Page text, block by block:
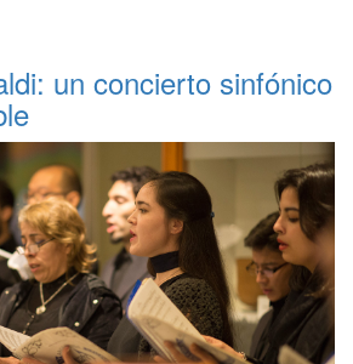
un concierto sinfónico